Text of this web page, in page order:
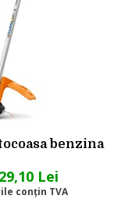
benzina
Lei
conţin TVA